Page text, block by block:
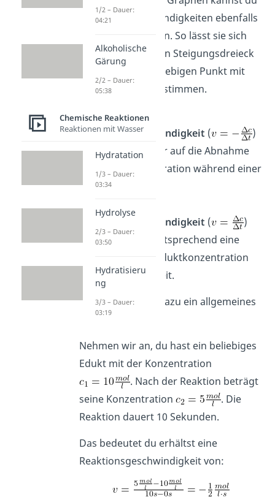
Reaktionsgeschwindigkeiten ebenfalls
grafisch berechnen. So lässt sie sich
entweder durch ein Steigungsdreieck
oder für einen beliebigen Punkt mit
einer Tangente bestimmen.
Einenegative
Reaktionsgeschwindigkeit (
)
bezieht sich immer auf die Abnahme
der Eduktkonzentration während einer
bestimmten Zeit.
Reaktionsgeschwindigkeit (
)
beschreibt dementsprechend eine
Zunahme der Produktkonzentration
während dieser Zeit.
Schauen wir uns dazu ein allgemeines
Beispiel
Nehmen wir an, du hast ein beliebiges
Edukt mit der Konzentration
. Nach der Reaktion beträgt
seine Konzentration
. Die
Reaktion dauert 10 Sekunden.
Das bedeutet du erhältst eine
Reaktionsgeschwindigkeit von:
1/2 – Dauer:
04:21
Alkoholische
Gärung
2/2 – Dauer:
05:38
Chemische Reaktionen
Reaktionen mit Wasser
Hydratation
1/3 – Dauer:
03:34
Hydrolyse
2/3 – Dauer:
03:50
Hydratisieru
ng
3/3 – Dauer:
03:19